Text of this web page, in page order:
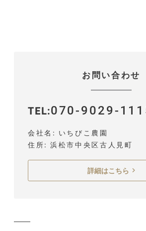
お問い合わせ
TEL 070-9029-
会社名
いちびこ農園
住所
浜松市中央区古人見町
詳細はこちら